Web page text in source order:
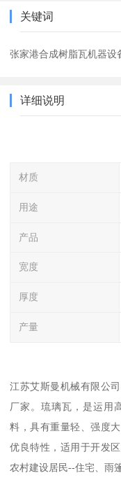
关键词
张家港合成树脂瓦机器设
详细说明
材质
用途
产品
宽度
厚度
产量
江苏艾斯曼机械有限公
厂家。琉璃瓦，是运用
料，具有重量轻、强度
优良特性，适用于开发
农村建设居民--住宅、雨